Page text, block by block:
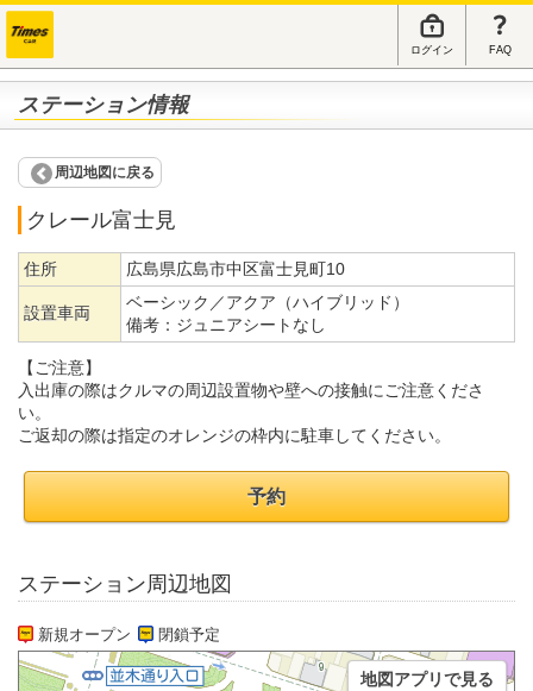
ログイン FAQ
ステーション情報
周辺地図に戻る
クレール富士見
住所 広島県広島市中区富士見町10
設置車両
ベーシック／アクア（ハイブリッド）
備考： ジュニアシートなし
【ご注意】
入出庫の際はクルマの周辺設置物や壁への接触にご注意くださ
い。
ご返却の際は指定のオレンジの枠内に駐車してください。
予約
ステーション周辺地図
新規オープン 閉鎖予定
地図アプリで見る